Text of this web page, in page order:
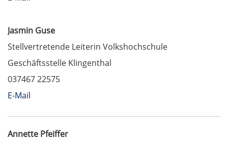
Jasmin Guse
Stellvertretende Leiterin Volkshochschule
Geschäftsstelle Klingenthal
037467 22575
E-Mail
Annette Pfeiffer